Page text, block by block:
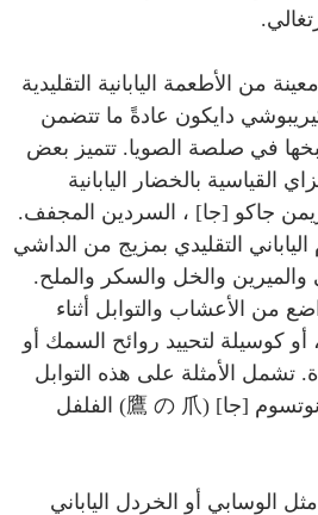
من الأطعمة اليابانية التقليدية
دايكون عادةً ما تتضمن
في صلصة الصويا. تتميز بعض
القياسية بالخضار اليابانية
جاكو [جا] ، السردين المجفف.
الياباني التقليدي بمزيج من الداشي
والخل والسكر والملح.
من الأعشاب والتوابل أثناء
كوسيلة لتحييد روائح السمك أو
تشمل الأمثلة على هذه التوابل
الزنجبيل والبيريلا والتاكانوتسوم [جا] (鷹 の 爪) الفلفل
مثل الوسابي أو الخردل الياباني